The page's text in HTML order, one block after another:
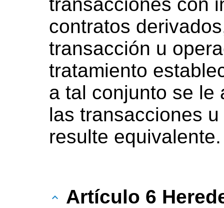
contratos
transacción u
tratamiento
a tal conjunto se le
las transacciones
resulte equivalente.
Artículo 6